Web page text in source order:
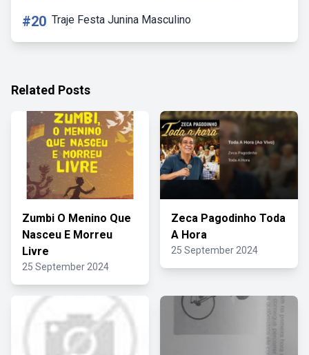
#20 Traje Festa Junina Masculino
Related Posts
Zumbi O Menino Que
Nasceu E Morreu
Livre
25 September 2024
Zeca Pagodinho Toda
A Hora
25 September 2024